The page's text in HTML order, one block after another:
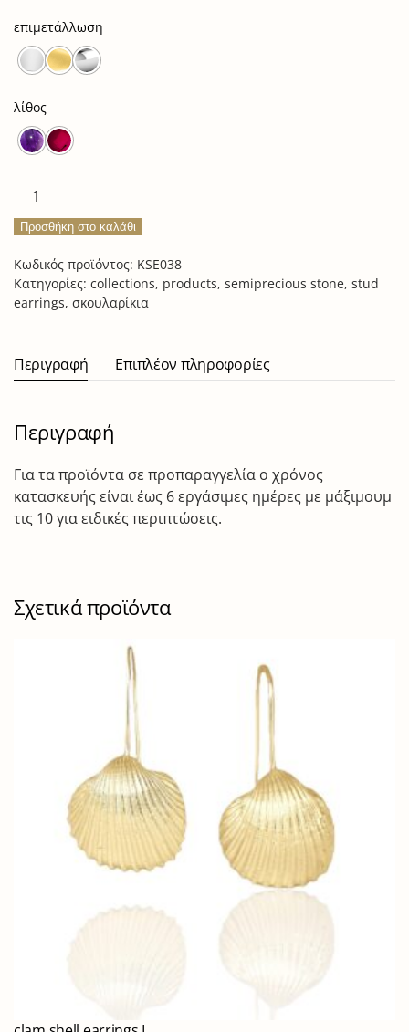
επιμετάλλωση
λίθος
my
precious
earrings
ποσότητα
Προσθήκη στο καλάθι
Κωδικός προϊόντος: KSE038
Κατηγορίες: collections, products, semiprecious stone, stud
earrings, σκουλαρίκια
Περιγραφή Επιπλέον πληροφορίες
Περιγραφή
Για τα προϊόντα σε προπαραγγελία ο χρόνος
κατασκευής είναι έως 6 εργάσιμες ημέρες με μάξιμουμ
τις 10 για ειδικές περιπτώσεις.
Σχετικά προϊόντα